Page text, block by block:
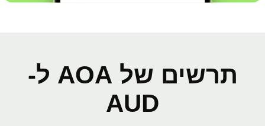
תרשים של AOA ל-
AUD